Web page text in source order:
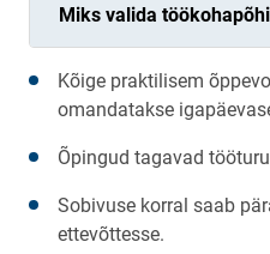
Miks valida
Kõige praktilisem
omandatakse
Õpingud tagavad
Sobivuse korral saab
ettevõttesse.